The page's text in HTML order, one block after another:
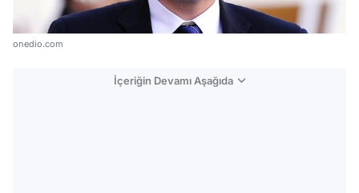
onedio.com
İçeriğin Devamı Aşağıda